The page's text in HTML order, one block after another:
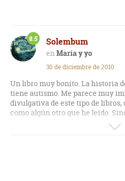
Solembum
María y yo
8.5
30 de diciembre de 2010
Un libro muy bonito. La historia
tiene autismo. Me parece muy
divulgativa de este tipo de
como algún otro que he leído.
riqueza de que cada persona
al mismo tiempo tan similares.